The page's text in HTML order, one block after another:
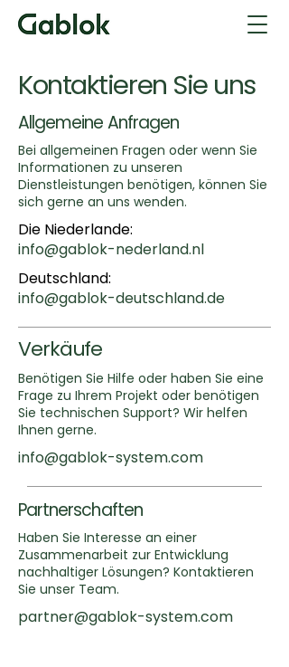
Kontaktieren Sie uns
Allgemeine Anfragen
Bei allgemeinen Fragen oder wenn Sie
Informationen zu unseren
Dienstleistungen benötigen, können Sie
sich gerne an uns wenden.
Die Niederlande:
info@gablok-nederland.nl
Deutschland:
info@gablok-deutschland.de
Verkäufe
Benötigen Sie Hilfe oder haben Sie eine
Frage zu Ihrem Projekt oder benötigen
Sie technischen Support? Wir helfen
Ihnen gerne.
info@gablok-system.com
Partnerschaften
Haben Sie Interesse an einer
Zusammenarbeit zur Entwicklung
nachhaltiger Lösungen? Kontaktieren
Sie unser Team.
partner@gablok-system.com